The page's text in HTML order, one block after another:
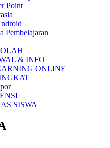
Point
Pembelajaran
& INFO
ONLINE
SISWA